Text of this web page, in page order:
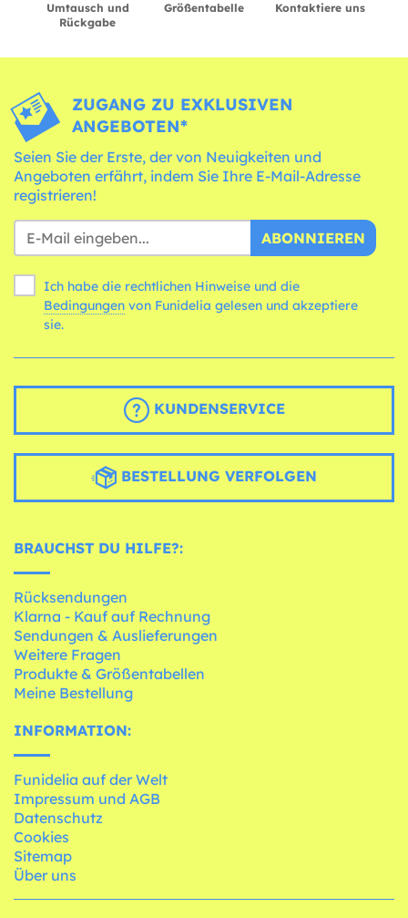
Umtausch und
Rückgabe
Größentabelle Kontaktiere uns
ZUGANG ZU EXKLUSIVEN
ANGEBOTEN*
Seien Sie der Erste, der von Neuigkeiten und
Angeboten erfährt, indem Sie Ihre E-Mail-Adresse
registrieren!
ABONNIEREN
Ich habe die rechtlichen Hinweise und die
Bedingungen
sie.
KUNDENSERVICE
BESTELLUNG VERFOLGEN
BRAUCHST DU HILFE?:
Rücksendungen
Klarna - Kauf auf Rechnung
Sendungen & Auslieferungen
Weitere Fragen
Produkte & Größentabellen
Meine Bestellung
INFORMATION:
Funidelia auf der Welt
Impressum und AGB
Datenschutz
Cookies
Sitemap
Über uns